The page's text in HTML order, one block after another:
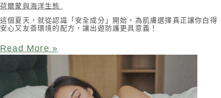
荷爾蒙與海洋生態
這個夏天，就從認識「安全成分」開始，為肌膚選擇真正讓你白得
安心又友善環境的配方，讓出遊防護更具意義！
Read More »